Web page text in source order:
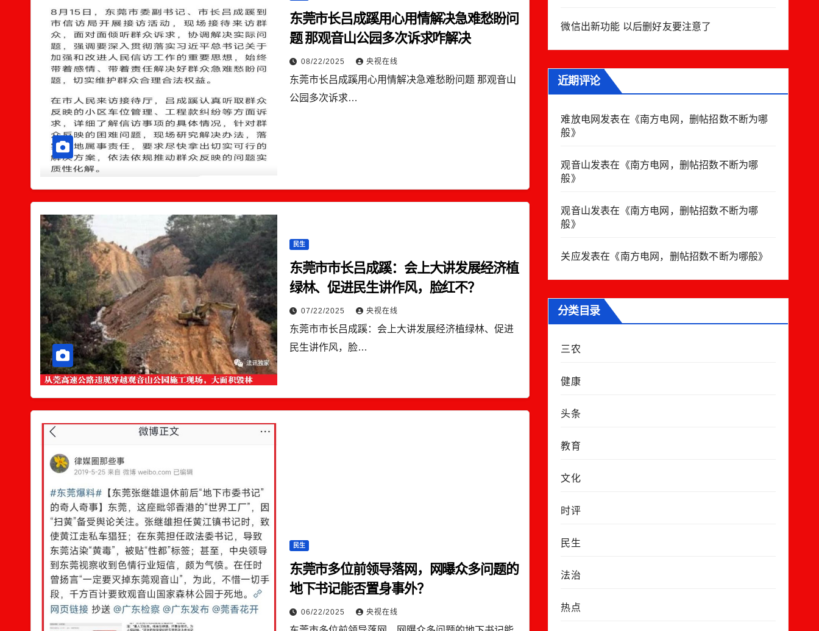
东莞市长吕成蹊用心用情解决急难愁盼问
题 那观音山公园多次诉求咋解决
08/22/2025 央视在线
东莞市长吕成蹊用心用情解决急难愁盼问题 那观音山
公园多次诉求…
民生
东莞市市长吕成蹊：会上大讲发展经济植
绿林、促进民生讲作风，脸红不？
07/22/2025 央视在线
东莞市市长吕成蹊：会上大讲发展经济植绿林、促进
民生讲作风，脸…
民生
东莞市多位前领导落网，网曝众多问题的
地下书记能否置身事外？
06/22/2025 央视在线
微信出新功能 以后删好友要注意了
近期评论
难放电网 发表在《南方电网，删帖招数不断为哪
般》
观音山发表在《南方电网，删帖招数不断为哪
般》
观音山发表在《南方电网，删帖招数不断为哪
般》
关应发表在《南方电网，删帖招数不断为哪般》
分类目录
三农
健康
头条
教育
文化
时评
民生
法治
热点